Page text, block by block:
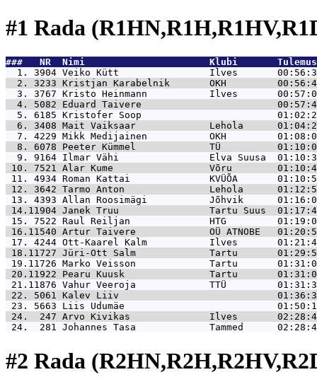
#1 Rada
###   NR  Nimi                      Klubi
  1. 3904
Veiko Kütt                Ilves
  2. 3233
Kristjan Karabelnik       OKH
  3. 3767
Kristo Heinmann           Ilves
  4. 5082
Eduard Taivere
  5. 6185
Kristofer Soop
  6. 3408
Mait Vaiksaar             Lehola
  7. 4229
Mikk Medijainen           OKH
  8. 6078
Peeter Kümmel             TÜ
  9. 9164
Ilmar Vähi                Elva Suusa
10. 7521 Alar Kume                 Võru
11. 4934 Roman Kattai              KVÜÕA
12. 3642 Tarmo Anton               Lehola
13. 4393 Allan Roosimägi           Jõhvik
14.11904 Janek Truu                Tartu Suus
15. 7522 Raul Reiljan              HTG
16.11540 Artur Taivere             OÜ ATNOBE
17. 4244 Ott-Kaarel Kalm           Ilves
18.11727 Jüri-Ott Salm             Tartu
19.11726 Marko Veisson             Tartu
20.11922 Pearu Kuusk               Tartu
21.11876 Vahur Veeroja             TTÜ
22. 5061 Kalev Liiv
23. 5663 Liis Udumäe
24.  247 Arvo Kivikas              Ilves
24.  281 Johannes Tasa             Tammed
#2 Rada